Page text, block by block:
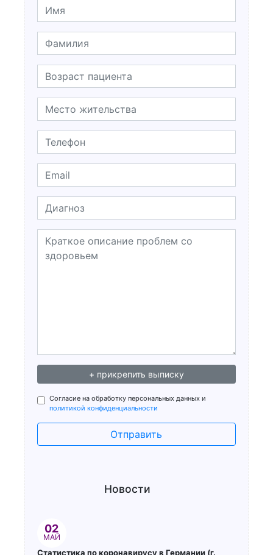
+ прикрепить выписку
Согласие на обработку персональных данных и
политикой конфиденциальности
Отправить
Новости
02
МАЙ
Статистика по коронавирусу в Германии (г.